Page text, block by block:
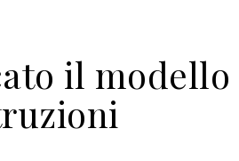
il modello